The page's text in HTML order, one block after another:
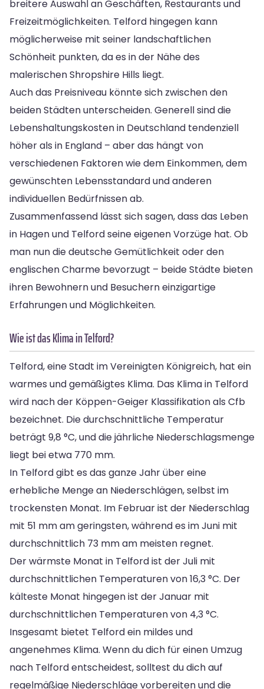
breitere Auswahl an Geschäften, Restaurants und
Freizeitmöglichkeiten. Telford hingegen kann
möglicherweise mit seiner landschaftlichen
Schönheit punkten, da es in der Nähe des
malerischen Shropshire Hills liegt.
Auch das Preisniveau könnte sich zwischen den
beiden Städten unterscheiden. Generell sind die
Lebenshaltungskosten in Deutschland tendenziell
höher als in England – aber das hängt von
verschiedenen Faktoren wie dem Einkommen, dem
gewünschten Lebensstandard und anderen
individuellen Bedürfnissen ab.
Zusammenfassend lässt sich sagen, dass das Leben
in Hagen und Telford seine eigenen Vorzüge hat. Ob
man nun die deutsche Gemütlichkeit oder den
englischen Charme bevorzugt – beide Städte bieten
ihren Bewohnern und Besuchern einzigartige
Erfahrungen und Möglichkeiten.
Wie ist das Klima in Telford?
Telford, eine Stadt im Vereinigten Königreich, hat ein
warmes und gemäßigtes Klima. Das Klima in Telford
wird nach der Köppen-Geiger Klassifikation als Cfb
bezeichnet. Die durchschnittliche Temperatur
beträgt 9,8 °C, und die jährliche Niederschlagsmenge
liegt bei etwa 770 mm.
In Telford gibt es das ganze Jahr über eine
erhebliche Menge an Niederschlägen, selbst im
trockensten Monat. Im Februar ist der Niederschlag
mit 51 mm am geringsten, während es im Juni mit
durchschnittlich 73 mm am meisten regnet.
Der wärmste Monat in Telford ist der Juli mit
durchschnittlichen Temperaturen von 16,3 °C. Der
kälteste Monat hingegen ist der Januar mit
durchschnittlichen Temperaturen von 4,3 °C.
Insgesamt bietet Telford ein mildes und
angenehmes Klima. Wenn du dich für einen Umzug
nach Telford entscheidest, solltest du dich auf
regelmäßige Niederschläge vorbereiten und die